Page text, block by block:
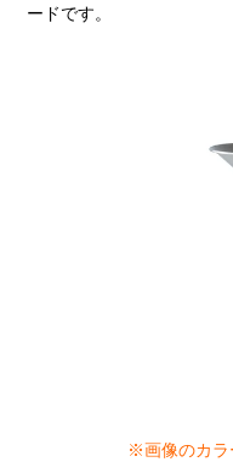
ードです。
※画像のカラ